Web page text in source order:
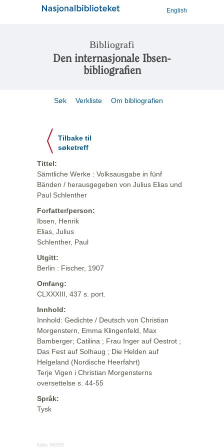
English
Bibliografi
Den internasjonale Ibsen-
bibliografien
Søk Verkliste Om bibliografien
Tilbake til
søketreff
Tittel:
Sämtliche Werke : Volksausgabe in fünf
Bänden / herausgegeben von Julius Elias und
Paul Schlenther
Forfatter/person:
Ibsen, Henrik
Elias, Julius
Schlenther, Paul
Utgitt:
Berlin : Fischer, 1907
Omfang:
CLXXXIII, 437 s. port.
Innhold:
Innhold: Gedichte / Deutsch von Christian
Morgenstern, Emma Klingenfeld, Max
Bamberger; Catilina ; Frau Inger auf Oestrot ;
Das Fest auf Solhaug ; Die Helden auf
Helgeland (Nordische Heerfahrt)
Terje Vigen i Christian Morgensterns
oversettelse s. 44-55
Språk:
Tysk
Kilde: MODS